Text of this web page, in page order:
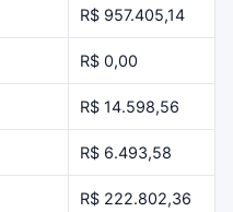
R$ 957.405,14
R$ 0,00
R$ 14.598,56
R$ 6.493,58
R$ 222.802,36